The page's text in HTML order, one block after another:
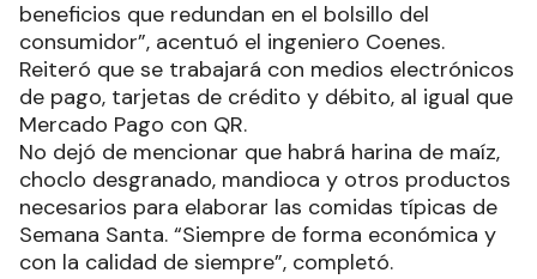
beneficios que redundan en el bolsillo del
consumidor”, acentuó el ingeniero Coenes.
Reiteró que se trabajará con medios electrónicos
de pago, tarjetas de crédito y débito, al igual que
Mercado Pago con QR.
No dejó de mencionar que habrá harina de maíz,
choclo desgranado, mandioca y otros productos
necesarios para elaborar las comidas típicas de
Semana Santa. “Siempre de forma económica y
con la calidad de siempre”, completó.